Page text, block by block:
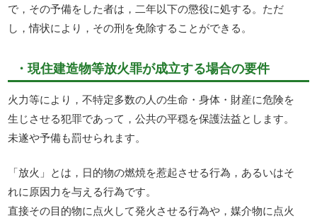
で，その予備をした者は，二年以下の懲役に処する。ただ
し，情状により，その刑を免除することができる。
・現住建造物等放火罪が成立する場合の要件
火力等により，不特定多数の人の生命・身体・財産に危険を
生じさせる犯罪であって，公共の平穏を保護法益とします。
未遂や予備も罰せられます。
「放火」とは，日的物の燃焼を惹起させる行為，あるいはそ
れに原因力を与える行為です。
直接その目的物に点火して発火させる行為や，媒介物に点火